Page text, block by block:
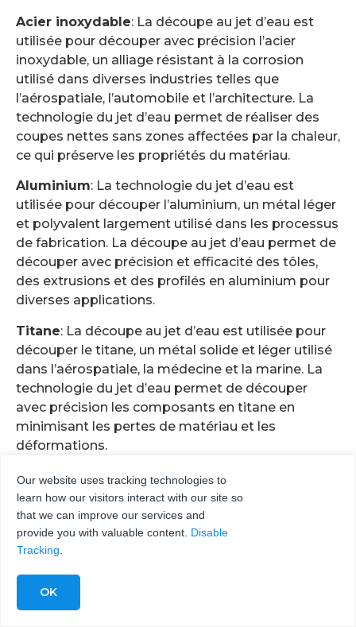
Acier inoxydable: La découpe au jet d’eau est
utilisée pour découper avec précision l’acier
inoxydable, un alliage résistant à la corrosion
utilisé dans diverses industries telles que
l’aérospatiale, l’automobile et l’architecture. La
technologie du jet d’eau permet de réaliser des
coupes nettes sans zones affectées par la chaleur,
ce qui préserve les propriétés du matériau.
Aluminium: La technologie du jet d’eau est
utilisée pour découper l’aluminium, un métal léger
et polyvalent largement utilisé dans les processus
de fabrication. La découpe au jet d’eau permet de
découper avec précision et efficacité des tôles,
des extrusions et des profilés en aluminium pour
diverses applications.
Titane: La découpe au jet d’eau est utilisée pour
découper le titane, un métal solide et léger utilisé
dans l’aérospatiale, la médecine et la marine. La
technologie du jet d’eau permet de découper
avec précision les composants en titane en
minimisant les pertes de matériau et les
déformations.
Lecuivre : La découpe au jet d’eau est utilisée
pour couper le cuivre, un métal malléable et
conducteur utilisé dans les applications
électriques et de plomberie. La technologie du jet
d’eau permet des coupes précises sans distorsion
thermique, ce qui préserve la conductivité et
l’intégrité des composants en cuivre.
Our website uses tracking technologies to
learn how our visitors interact with our site so
that we can improve our services and
provide you with valuable content. Disable
Tracking